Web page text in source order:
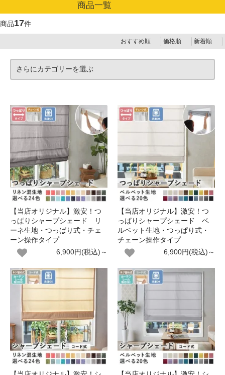
商品一覧
商品17件
おすすめ順 価格順 新着順
さらにカテゴリーを選ぶ
【当店オリジナル】激安！つ
っぱりシャープシェード リ
ーネ生地・つっぱり式・チェ
ーン操作タイプ
6,900円(税込)～
【当店オリジナル】激安！つ
っぱりシャープシェード ベ
ルベット生地・つっぱり式・
チェーン操作タイプ
6,900円(税込)～